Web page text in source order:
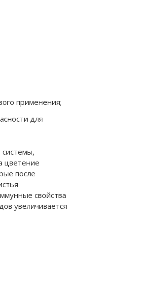
применения;
для
системы,
цветение
после
свойства
увеличивается